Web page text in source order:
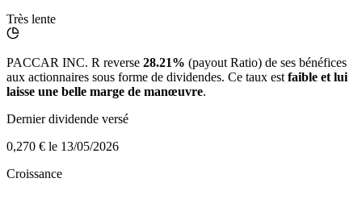
Très lente
PACCAR INC. R reverse 28.21% (payout Ratio) de ses bénéfices
aux actionnaires sous forme de dividendes. Ce taux est faible et lui
laisse une belle marge de manœuvre.
Dernier dividende versé
0,270 € le 13/05/2026
Croissance